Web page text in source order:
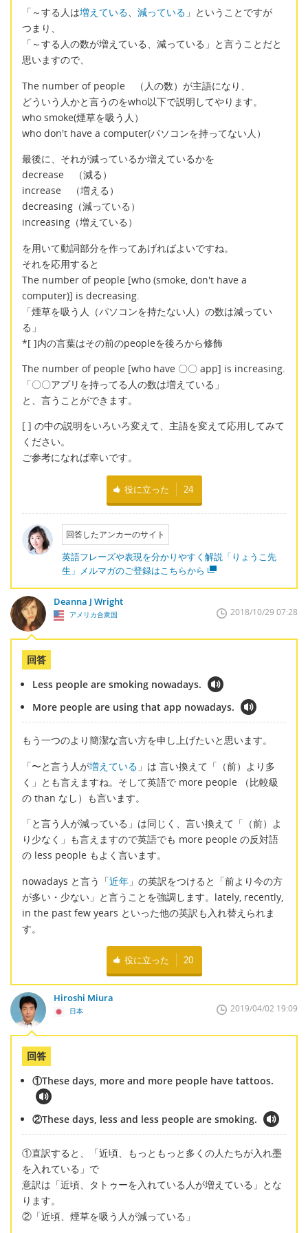
「～する人は増えている、 減っている 」ということですが
つまり、
「～する人の数が増えている、減っている」と言うことだと
思いますので、
The number of people （人の数）が主語になり、
どういう人かと言うのをwho以下で説明してやります。
who smoke(煙草を吸う人）
who don't have a computer(パソコンを持ってない人）
最後に、それが減っているか増えているかを
decrease （減る）
increase （増える）
decreasing（減っている）
increasing（増えている）
を用いて動詞部分を作ってあげればよいですね。
それを応用すると
The number of people [who (smoke, don't have a
computer)] is decreasing.
「煙草を吸う人（パソコンを持たない人）の数は減ってい
る」
*[ ]内の言葉はその前のpeopleを後ろから修飾
The number of people [who have 〇〇 app] is increasing.
「〇〇アプリを持ってる人の数は増えている」
と、言うことができます。
[ ] の中の説明をいろいろ変えて、主語を変えて応用してみて
ください。
ご参考になれば幸いです。
役に立った 24
回答したアンカーのサイト
英語フレーズや表現を分かりやすく解説「りょうこ先
生」メルマガのご登録はこちらから
Deanna J Wright
アメリカ合衆国 2018/10/29 07:28
回答
Less people are smoking nowadays.
More people are using that app nowadays.
もう一つのより簡潔な言い方を申し上げたいと思います。
「〜と言う人が増えている 」は 言い換えて「（前）より多
く」とも言えますね。そして英語で more people （比較級
の than なし）も言います。
「と言う人が減っている」は同じく、言い換えて「（前）よ
り少なく」も言えますので英語でも more people の反対語
の less people もよく言います。
nowadays と言う「近年 」の英訳をつけると「前より今の方
が多い・少ない」と言うことを強調します。lately, recently,
in the past few years といった他の英訳も入れ替えられま
す。
役に立った 20
Hiroshi Miura
日本 2019/04/02 19:09
回答
①These days, more and more people have tattoos.
②These days, less and less people are smoking.
①直訳すると、「近頃、もっともっと多くの人たちが入れ墨
を入れている」で
意訳は「近頃、タトゥーを入れている人が増えている」とな
ります。
②「近頃、煙草を吸う人が減っている」